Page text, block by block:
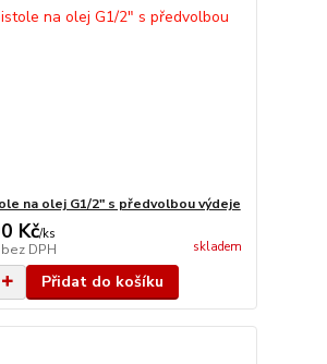
na olej G1/2" s předvolbou výdeje
Kč/ks
bez DPH skladem
Přidat do košíku